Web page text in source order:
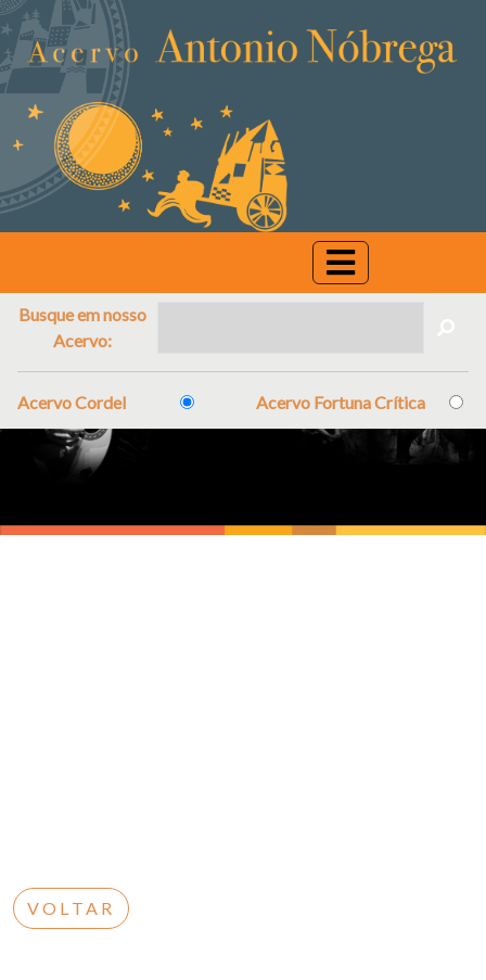
Busque em nosso
Acervo:
Acervo Cordel Acervo Fortuna Crítica
VOLTAR